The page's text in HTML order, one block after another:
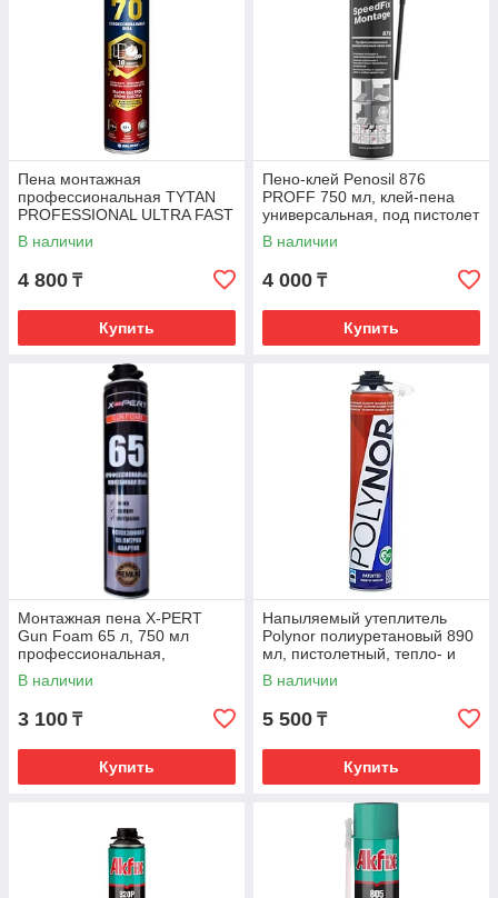
Пена монтажная
профессиональная TYTAN
PROFESSIONAL ULTRA FAST
70 летний желтый 870мл
В наличии
4 800 ₸
Купить
Пено-клей Penosil 876
PROFF 750 мл, клей-пена
универсальная, под пистолет
В наличии
4 000 ₸
Купить
Монтажная пена X-PERT
Gun Foam 65 л, 750 мл
профессиональная,
всесезонная, под пистолет
В наличии
3 100 ₸
Купить
Напыляемый утеплитель
Polynor полиуретановый 890
мл, пистолетный, тепло- и
звукоизоляция
В наличии
5 500 ₸
Купить